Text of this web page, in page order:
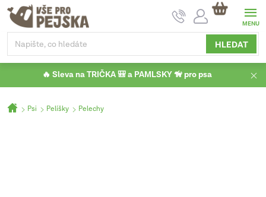
Přejít
obsah
HLEDAT
NÁKUPNÍ
KOŠÍK
🔥 Sleva na TRIČKA 🎒 a PAMLSKY 🦮 pro psa
Domů
Psi Pelíšky Pelechy